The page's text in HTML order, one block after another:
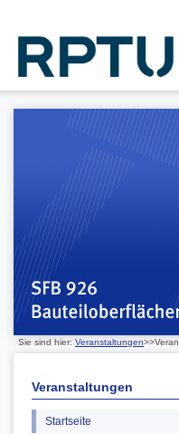
Sie sind hier: Veranstaltungen
Veranstaltungen
Startseite